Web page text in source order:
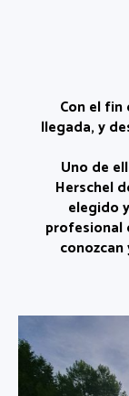
Con el
llegada, y
Uno de
Herschel
elegido
profesional